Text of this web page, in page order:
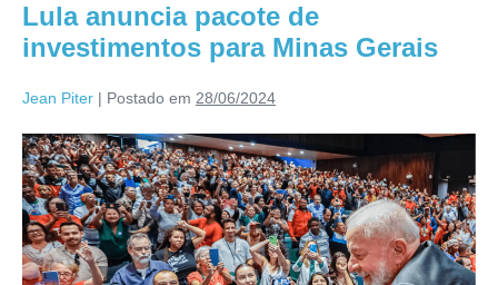
Lula anuncia pacote de
investimentos para Minas Gerais
Jean Piter | Postado em 28/06/2024